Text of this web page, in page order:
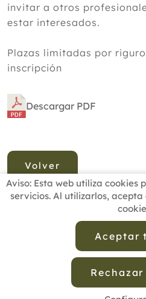
invitar a otros
estar interesados.
Plazas limitadas por
inscripción
Descargar PDF
Volver
Aviso: Esta web utiliza cookies
servicios. Al utilizarlos, acepta
Aceptar
BUSCADOR
ESCUELAS
Política de
Política de Calidad